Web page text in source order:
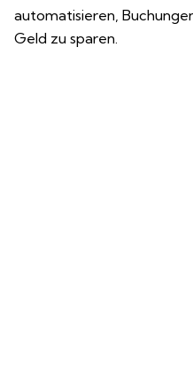
automatisieren,
Geld zu sparen.